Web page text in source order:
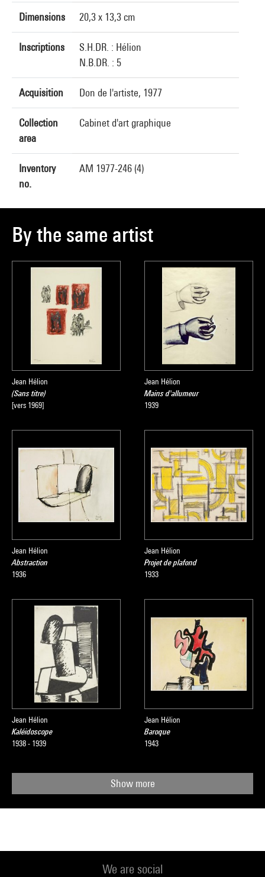
Dimensions 20,3 x 13,3 cm
Inscriptions
S.H.DR. : Hélion
N.B.DR. : 5
Acquisition Don de l'artiste, 1977
Collection
area
Cabinet d'art graphique
Inventory
no.
AM 1977-246 (4)
By the same artist
Jean Hélion
(Sans titre)
[vers 1969]
Jean Hélion
Mains d'allumeur
1939
Jean Hélion
Abstraction
1936
Jean Hélion
Projet de plafond
1933
Jean Hélion
Kaléidoscope
1938 - 1939
Jean Hélion
Baroque
1943
Show more
We are social